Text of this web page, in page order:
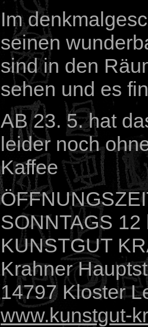
Im
seinen
sind in den
sehen und es
AB 23. 5. hat
leider noch
Kaffee
SONNTAGS
KUNSTGUT
Krahner
14797 Kloster
www.kunstgut-